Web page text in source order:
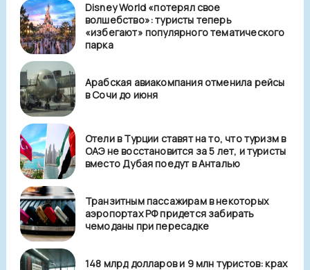
Disney World «потерял свое
волшебство»: туристы теперь
«избегают» популярного тематического
парка
Арабская авиакомпания отменила рейсы
в Сочи до июня
Отели в Турции ставят на то, что туризм в
ОАЭ не восстановится за 5 лет, и туристы
вместо Дубая поедут в Анталью
Транзитным пассажирам в некоторых
аэропортах РФ придется забирать
чемоданы при пересадке
148 млрд долларов и 9 млн туристов: крах